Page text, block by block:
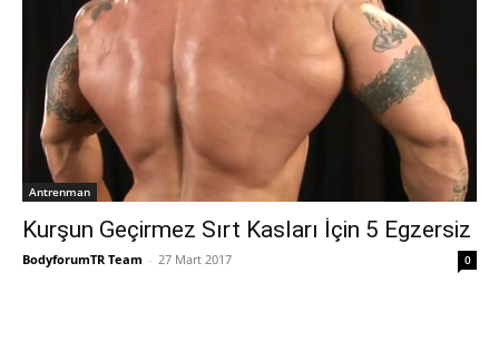
Antrenman
Kurşun Geçirmez Sırt Kasları İçin 5 Egzersiz
BodyforumTR Team - 27 Mart 2017 0